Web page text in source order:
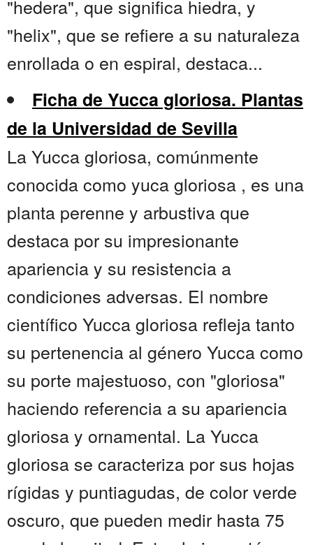
"hedera", que significa hiedra, y
"helix", que se refiere a su naturaleza
enrollada o en espiral, destaca...
Ficha de Yucca gloriosa. Plantas
de la Universidad de Sevilla
La Yucca gloriosa, comúnmente
conocida como yuca gloriosa , es una
planta perenne y arbustiva que
destaca por su impresionante
apariencia y su resistencia a
condiciones adversas. El nombre
científico Yucca gloriosa refleja tanto
su pertenencia al género Yucca como
su porte majestuoso, con "gloriosa"
haciendo referencia a su apariencia
gloriosa y ornamental. La Yucca
gloriosa se caracteriza por sus hojas
rígidas y puntiagudas, de color verde
oscuro, que pueden medir hasta 75